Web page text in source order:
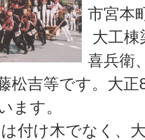
市宮本
大工棟
喜兵衛
松吉等です。大
ます。
付け木でなく、